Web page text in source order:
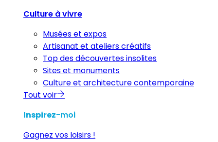
Culture à vivre
Musées et expos
Artisanat et ateliers créatifs
Top des découvertes insolites
Sites et monuments
Culture et architecture contemporaine
Tout voir
Inspirez-moi
Gagnez vos loisirs !